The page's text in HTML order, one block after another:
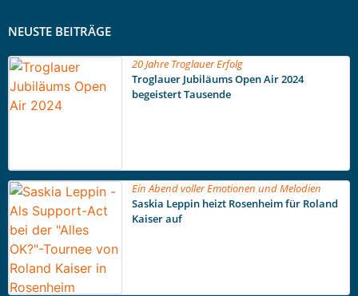
NEUSTE BEITRÄGE
20 Jahre Troglauer Erfolg
Troglauer Jubiläums Open Air 2024
begeistert Tausende
Ein Abend voller Emotionen und Melodien
Saskia Leppin heizt Rosenheim für Roland
Kaiser auf